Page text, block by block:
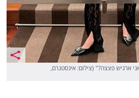
ארגיש פצצה?" (צילום: אינסטגרם,